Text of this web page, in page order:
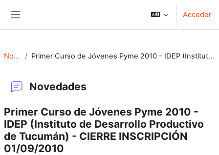
Acceder
Novedades Primer Curso de Jóvenes Pyme 2010 - IDEP (Instituto de Desarrollo Productivo de Tucumán) - CIERRE INSCRIPCIÓN 01/09/2010
Novedades
Primer Curso de Jóvenes Pyme 2010 -
IDEP (Instituto de Desarrollo Productivo
de Tucumán) - CIERRE INSCRIPCIÓN
01/09/2010